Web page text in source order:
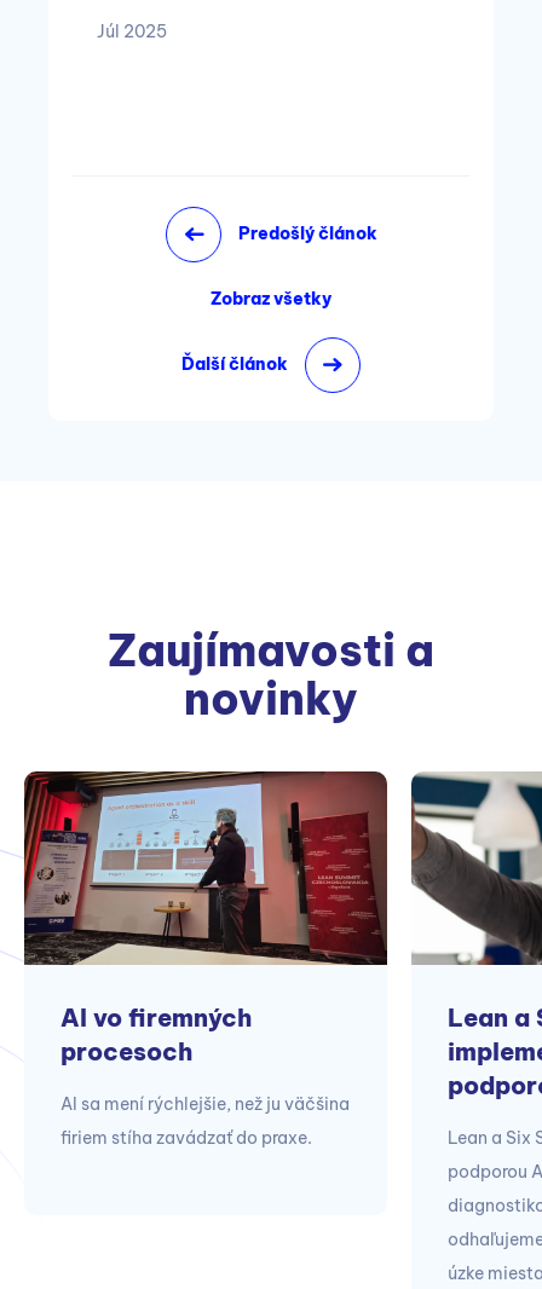
Júl 2025
Predošlý článok
Zobraz všetky
Ďalší článok
Zaujímavosti a
novinky
AI vo firemných
procesoch
AI sa mení rýchlejšie, než ju väčšina
firiem stíha zavádzať do praxe.
Lean a
Lean a Six
podporou
úzke